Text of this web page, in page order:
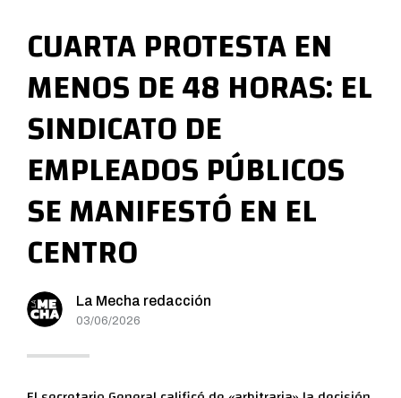
M
e
c
h
a
PERIODISMO DIGITAL
CUARTA PROTESTA EN
MENOS DE 48 HORAS: EL
SINDICATO DE
EMPLEADOS PÚBLICOS
SE MANIFESTÓ EN EL
CENTRO
La Mecha redacción
03/06/2026